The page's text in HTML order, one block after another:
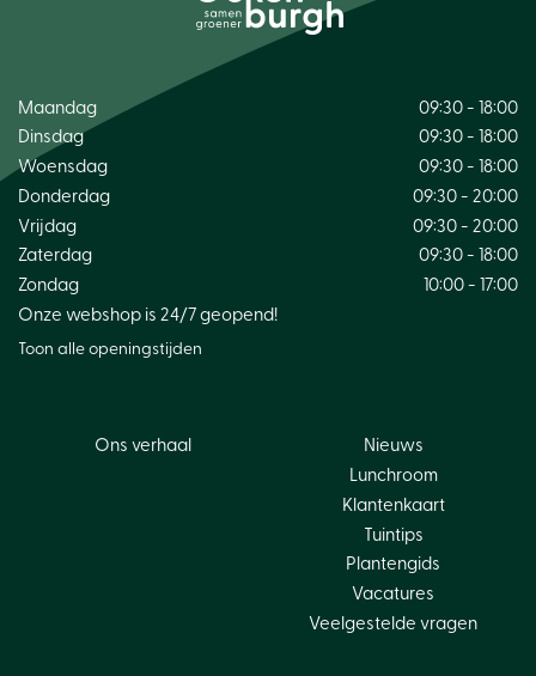
Maandag
09:30 - 18:00
Dinsdag
09:30 - 18:00
Woensdag
09:30 - 18:00
Donderdag
09:30 - 20:00
Vrijdag
09:30 - 20:00
Zaterdag
09:30 - 18:00
Zondag
10:00 - 17:00
Onze webshop is 24/7 geopend!
Toon alle openingstijden
Ons verhaal
Nieuws
Lunchroom
Klantenkaart
Tuintips
Plantengids
Vacatures
Veelgestelde vragen